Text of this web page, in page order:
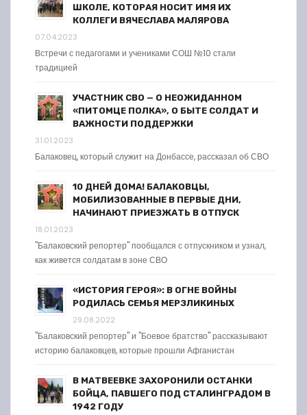
ШКОЛЕ, КОТОРАЯ НОСИТ ИМЯ ИХ
КОЛЛЕГИ ВЯЧЕСЛАВА МАЛЯРОВА
07.04.2023
Встречи с педагогами и учениками СОШ №10 стали
традицией
УЧАСТНИК СВО — О НЕОЖИДАННОМ
«ПИТОМЦЕ ПОЛКА», О БЫТЕ СОЛДАТ И
ВАЖНОСТИ ПОДДЕРЖКИ
31.01.2023
Балаковец, который служит на Донбассе, рассказал об СВО
10 ДНЕЙ ДОМА! БАЛАКОВЦЫ,
МОБИЛИЗОВАННЫЕ В ПЕРВЫЕ ДНИ,
НАЧИНАЮТ ПРИЕЗЖАТЬ В ОТПУСК
18.01.2023
"Балаковский репортер" пообщался с отпускником и узнал,
как живется солдатам в зоне СВО
«ИСТОРИЯ ГЕРОЯ»: В ОГНЕ ВОЙНЫ
РОДИЛАСЬ СЕМЬЯ МЕРЗЛИКИНЫХ
29.08.2022
"Балаковский репортер" и "Боевое братство" рассказывают
историю балаковцев, которые прошли Афганистан
В МАТВЕЕВКЕ ЗАХОРОНИЛИ ОСТАНКИ
БОЙЦА, ПАВШЕГО ПОД СТАЛИНГРАДОМ В
1942 ГОДУ